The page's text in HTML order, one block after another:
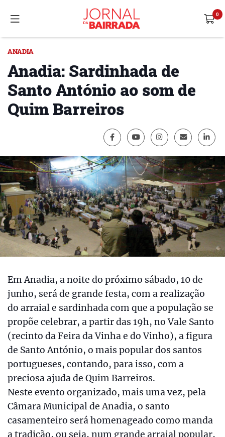
ANADIA
Anadia: Sardinhada de
Santo António ao som de
Quim Barreiros
Em Anadia, a noite do próximo sábado, 10 de
junho, será de grande festa, com a realização
do arraial e sardinhada com que a população se
propõe celebrar, a partir das 19h, no Vale Santo
(recinto da Feira da Vinha e do Vinho), a figura
de Santo António, o mais popular dos santos
portugueses, contando, para isso, com a
preciosa ajuda de Quim Barreiros.
Neste evento organizado, mais uma vez, pela
Câmara Municipal de Anadia, o santo
casamenteiro será homenageado como manda
a tradição, ou seja, num grande arraial popular,